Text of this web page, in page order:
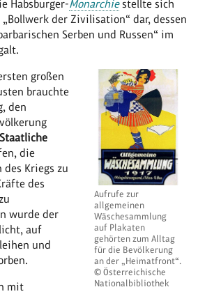
Habsburger-Monarchiestellte sich
„Bollwerk der Zivilisation“ dar, dessen
Serben und Russen“ im
Aufrufe zur
allgemeinen
Wäschesammlung
auf Plakaten
gehörten zum Alltag
für die Bevölkerung
an der „Heimatfront“.
© Österreichische
Nationalbibliothek
großen
brauchte
den
Staatliche
die
des Kriegs zu
des
wurde der
auf
und
mit